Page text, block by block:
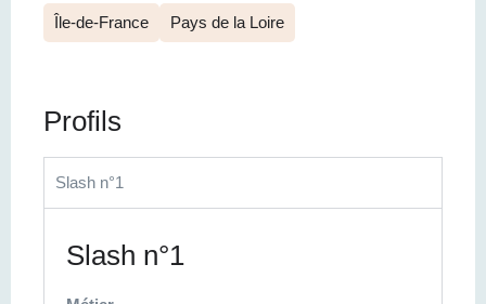
Île-de-France
Pays de la Loire
Profils
Slash n°1
Slash n°1